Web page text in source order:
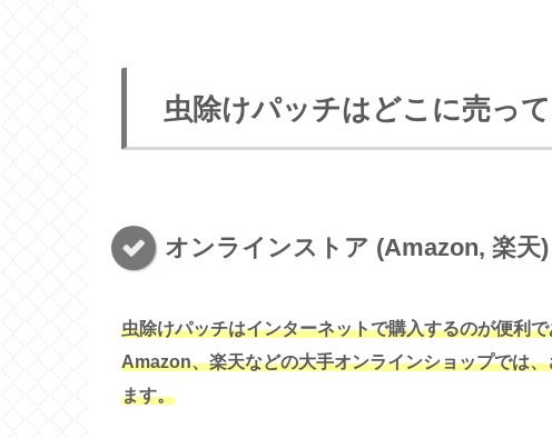
虫除けパッチはどこに売っ
オンラインストア (Amazon, 楽天)
虫除けパッチはインターネットで購入するのが便利
Amazon、楽天などの大手オンラインショップでは
ます。